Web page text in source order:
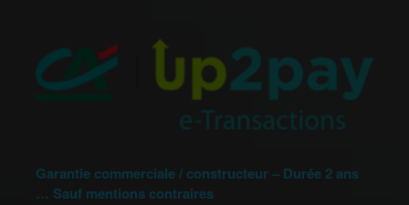
Garantie commerciale / constructeur – Durée 2 ans
… Sauf mentions contraires